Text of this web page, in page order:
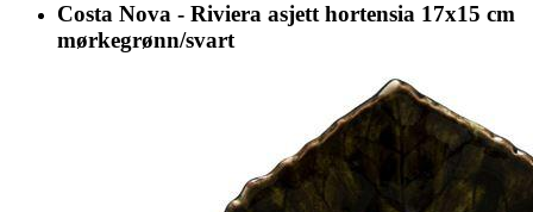
Costa Nova - Riviera asjett hortensia 17x15 cm
mørkegrønn/svart